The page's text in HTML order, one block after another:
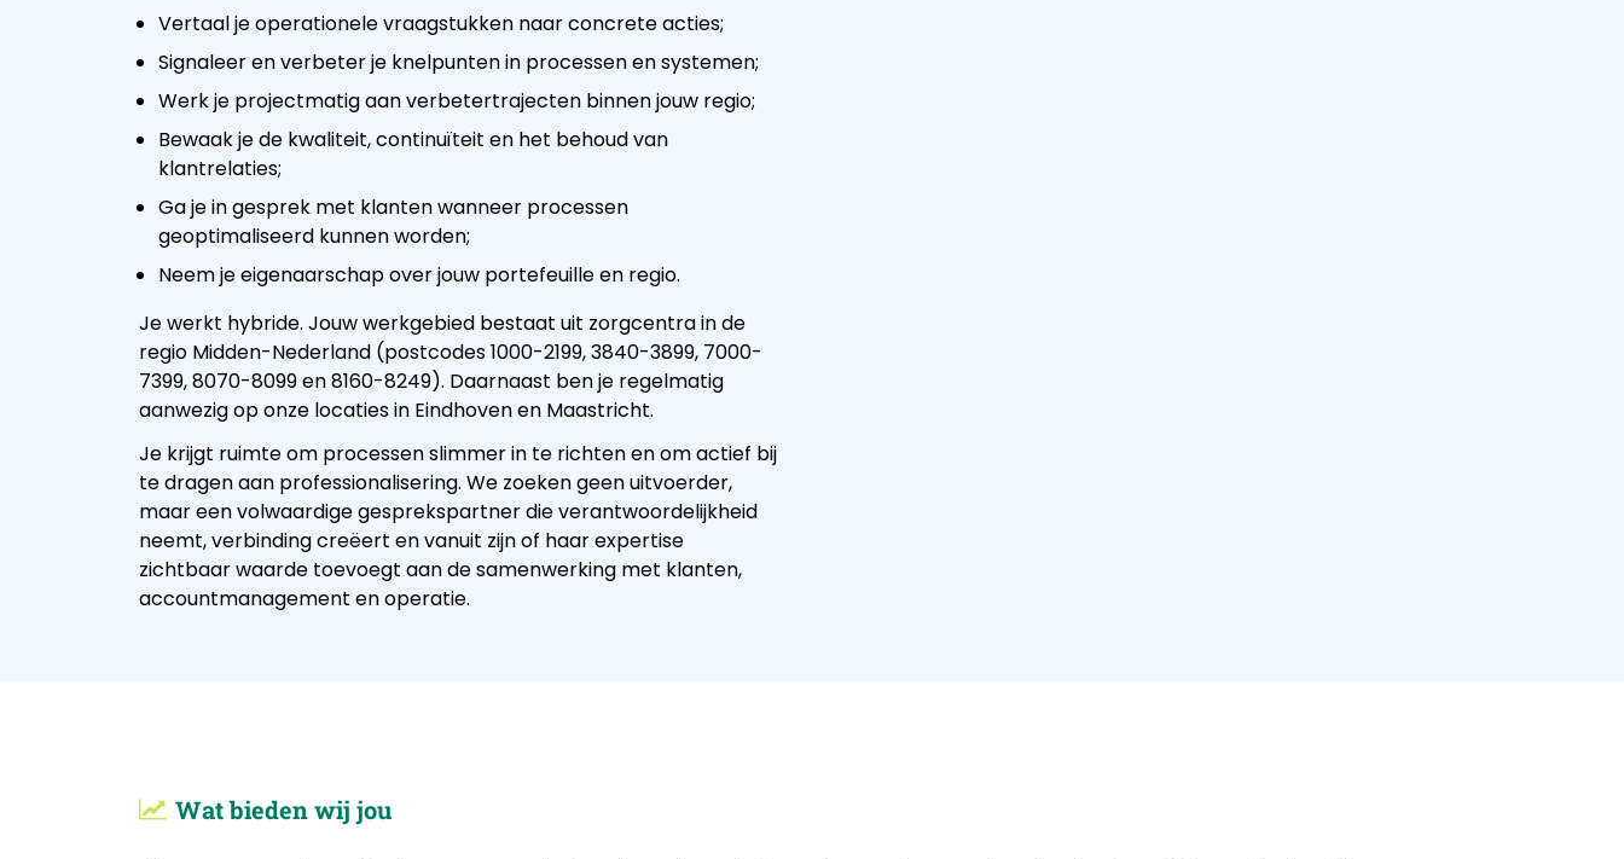
Vertaal je operationele vraagstukken naar concrete acties;
Signaleer en verbeter je knelpunten in processen en systemen;
Werk je projectmatig aan verbetertrajecten binnen jouw regio;
Bewaak je de kwaliteit, continuïteit en het behoud van
klantrelaties;
Ga je in gesprek met klanten wanneer processen
geoptimaliseerd kunnen worden;
Neem je eigenaarschap over jouw portefeuille en regio.
Je werkt hybride. Jouw werkgebied bestaat uit zorgcentra in de
regio Midden-Nederland (postcodes 1000-2199, 3840-3899, 7000-
7399, 8070-8099 en 8160-8249). Daarnaast ben je regelmatig
aanwezig op onze locaties in Eindhoven en Maastricht.
Je krijgt ruimte om processen slimmer in te richten en om actief bij
te dragen aan professionalisering. We zoeken geen uitvoerder,
maar een volwaardige gesprekspartner die verantwoordelijkheid
neemt, verbinding creëert en vanuit zijn of haar expertise
zichtbaar waarde toevoegt aan de samenwerking met klanten,
accountmanagement en operatie.
Wat bieden wij jou